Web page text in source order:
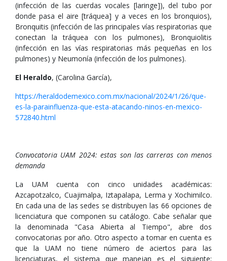
(infección de las cuerdas vocales [laringe]), del tubo por
donde pasa el aire [tráquea] y a veces en los bronquios),
Bronquitis (infección de las principales vías respiratorias que
conectan la tráquea con los pulmones), Bronquiolitis
(infección en las vías respiratorias más pequeñas en los
pulmones) y Neumonía (infección de los pulmones).
El Heraldo, (Carolina García),
https://heraldodemexico.com.mx/nacional/2024/1/26/que-
es-la-parainfluenza-que-esta-atacando-ninos-en-mexico-
572840.html
Convocatoria UAM 2024: estas son las carreras con menos
demanda
La UAM cuenta con cinco unidades académicas:
Azcapotzalco, Cuajimalpa, Iztapalapa, Lerma y Xochimilco.
En cada una de las sedes se distribuyen las 66 opciones de
licenciatura que componen su catálogo. Cabe señalar que
la denominada "Casa Abierta al Tiempo", abre dos
convocatorias por año. Otro aspecto a tomar en cuenta es
que la UAM no tiene número de aciertos para las
licenciaturas, el sistema que manejan es el siguiente: